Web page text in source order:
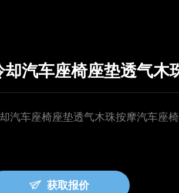
却汽车座椅座垫透气木
汽车座椅座垫透气木珠按摩汽车座
获取报价